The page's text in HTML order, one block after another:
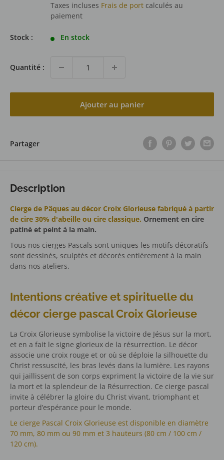
réduit
Taxes incluses Frais de port calculés au
paiement
Stock : En stock
Quantité :
Ajouter au panier
Partager
Description
Cierge de Pâques au décor Croix Glorieuse fabriqué à partir
de cire 30% d'abeille ou cire classique. Ornement en cire
patiné et peint à la main.
Tous nos cierges Pascals sont uniques les motifs décoratifs
sont dessinés, sculptés et décorés entièrement à la main
dans nos ateliers.
Intentions créative et spirituelle du
décor cierge pascal Croix Glorieuse
La Croix Glorieuse symbolise la victoire de Jésus sur la mort,
et en a fait le signe glorieux de la résurrection. Le décor
associe une croix rouge et or où se déploie la silhouette du
Christ ressuscité, les bras levés dans la lumière. Les rayons
qui jaillissent de son corps expriment la victoire de la vie sur
la mort et la splendeur de la Résurrection. Ce cierge pascal
invite à célébrer la gloire du Christ vivant, triomphant et
porteur d’espérance pour le monde.
Le cierge Pascal Croix Glorieuse est disponible en diamètre
70 mm, 80 mm ou 90 mm et 3 hauteurs (80 cm / 100 cm /
120 cm).